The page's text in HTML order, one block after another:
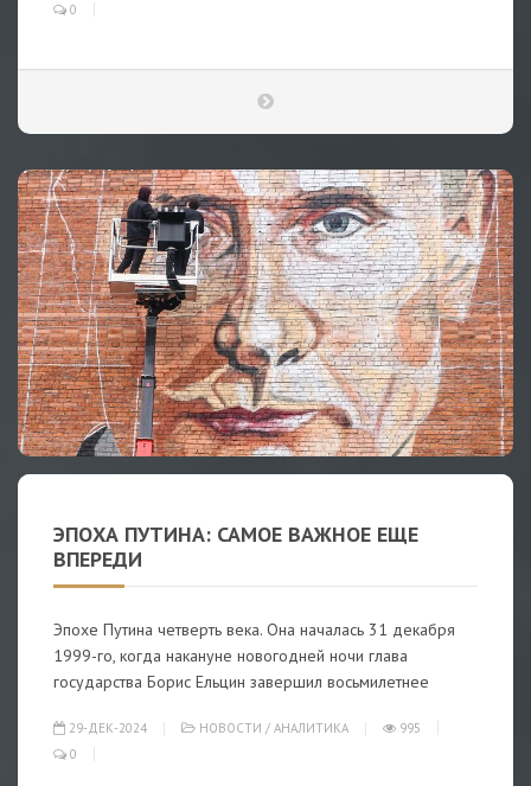
0
ЭПОХА ПУТИНА: САМОЕ ВАЖНОЕ ЕЩЕ
ВПЕРЕДИ
Эпохе Путина четверть века. Она началась 31 декабря
1999-го, когда накануне новогодней ночи глава
государства Борис Ельцин завершил восьмилетнее
29-ДЕК-2024 НОВОСТИ / АНАЛИТИКА
995
0